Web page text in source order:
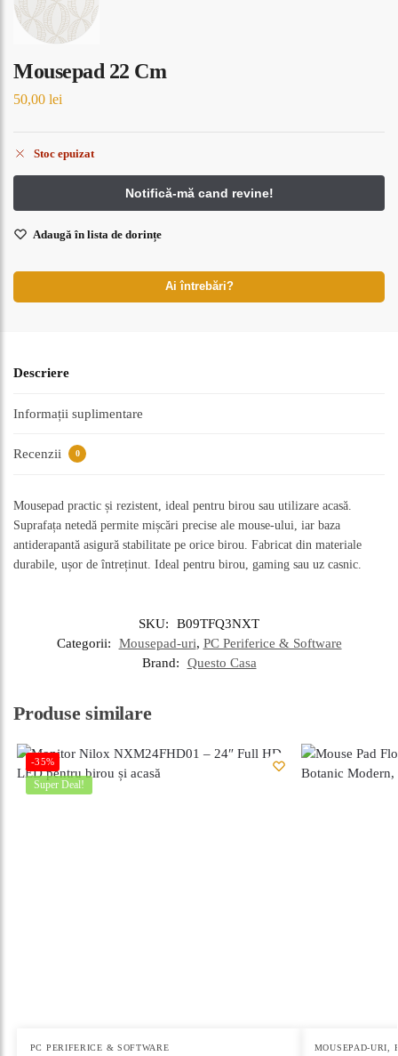
Mousepad 22 Cm
50,00 lei
Stoc epuizat
Adaugă în lista de dorințe
Ai întrebări?
Descriere
Informații suplimentare
Recenzii 0
Mousepad practic și rezistent, ideal pentru birou sau utilizare acasă.
Suprafața netedă permite mișcări precise ale mouse-ului, iar baza
antiderapantă asigură stabilitate pe orice birou. Fabricat din materiale
durabile, ușor de întreținut. Ideal pentru birou, gaming sau uz casnic.
SKU:
B09TFQ3NXT
Categorii:
Mousepad-uri, PC Periferice & Software
Brand:
Questo Casa
Produse similare
-35%
Super Deal!
PC PERIFERICE & SOFTWARE MOUSEPAD-URI